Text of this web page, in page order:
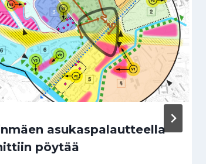
asukaspalautteella
pöytää